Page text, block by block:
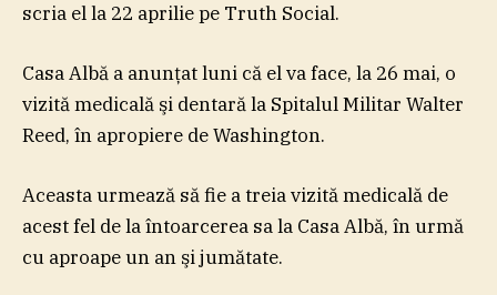
scria el la 22 aprilie pe Truth Social.
Casa Albă a anunţat luni că el va face, la 26 mai, o
vizită medicală şi dentară la Spitalul Militar Walter
Reed, în apropiere de Washington.
Aceasta urmează să fie a treia vizită medicală de
acest fel de la întoarcerea sa la Casa Albă, în urmă
cu aproape un an şi jumătate.